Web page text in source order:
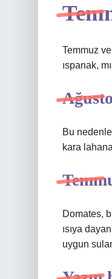
Temmuz
ıspanak,
Bu
kara
Domates,
ısıya
uygun